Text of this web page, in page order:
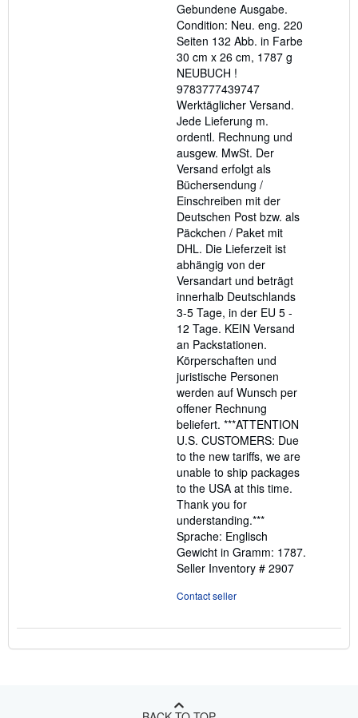
out
of
5
stars
Gebundene Ausgabe.
Condition: Neu. eng. 220
Seiten 132 Abb. in Farbe
30 cm x 26 cm, 1787 g
NEUBUCH !
9783777439747
Werktäglicher Versand.
Jede Lieferung m.
ordentl. Rechnung und
ausgew. MwSt. Der
Versand erfolgt als
Büchersendung /
Einschreiben mit der
Deutschen Post bzw. als
Päckchen / Paket mit
DHL. Die Lieferzeit ist
abhängig von der
Versandart und beträgt
innerhalb Deutschlands
3-5 Tage, in der EU 5 -
12 Tage. KEIN Versand
an Packstationen.
Körperschaften und
juristische Personen
werden auf Wunsch per
offener Rechnung
beliefert. ***ATTENTION
U.S. CUSTOMERS: Due
to the new tariffs, we are
unable to ship packages
to the USA at this time.
Thank you for
understanding.***
Sprache: Englisch
Gewicht in Gramm: 1787.
Seller Inventory # 2907
Contact seller